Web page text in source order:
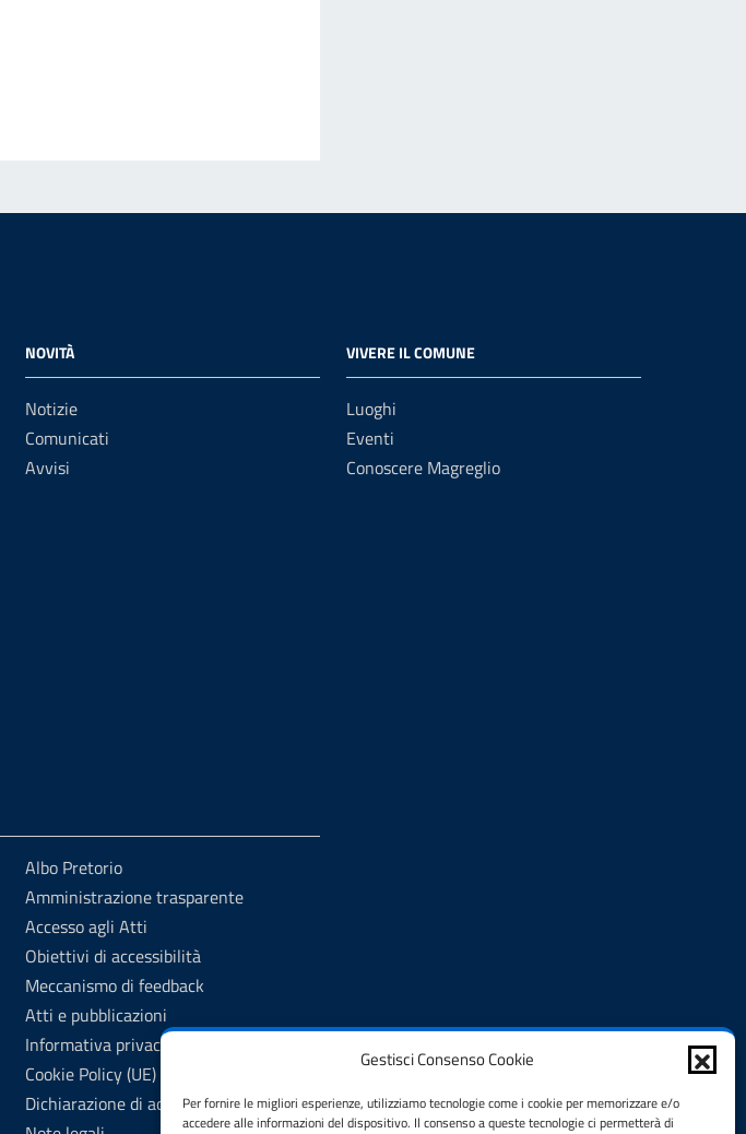
Gestisci Consenso Cookie
Per fornire le migliori esperienze, utilizziamo tecnologie come i cookie per memorizzare e/o
accedere alle informazioni del dispositivo. Il consenso a queste tecnologie ci permetterà di
NOVITÀ
Notizie
Comunicati
Avvisi
VIVERE IL COMUNE
Luoghi
Eventi
Conoscere Magreglio
Albo Pretorio
Amministrazione trasparente
Accesso agli Atti
Obiettivi di accessibilità
Meccanismo di feedback
Atti e pubblicazioni
Informativa privacy
Cookie Policy (UE)
Dichiarazione di accessibilità